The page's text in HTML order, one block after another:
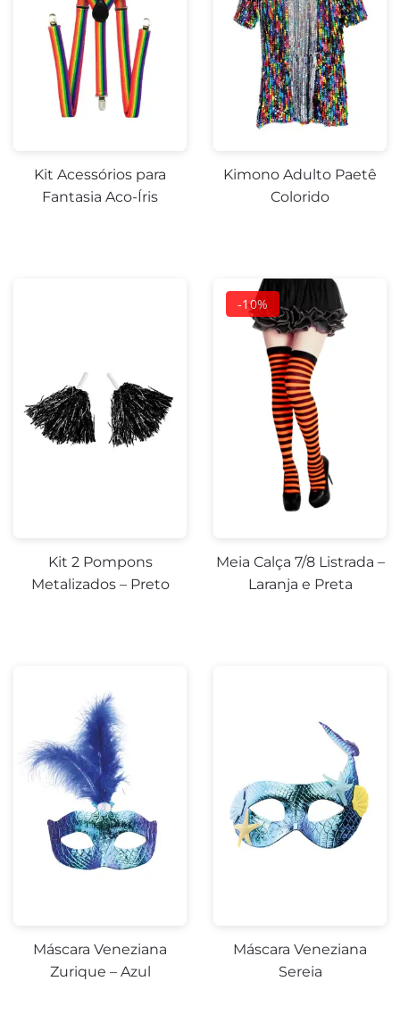
Kit Acessórios para
Fantasia Aco-Íris
Kimono Adulto Paetê
Colorido
Kit 2 Pompons
Metalizados – Preto
Meia Calça 7/8 Listrada –
Laranja e Preta
Máscara Veneziana
Zurique – Azul
Máscara Veneziana
Sereia